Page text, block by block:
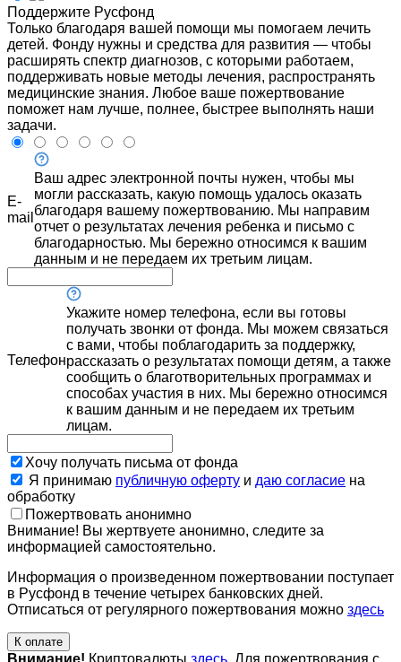
Поддержите Русфонд
Только благодаря вашей помощи мы помогаем лечить
детей. Фонду нужны и средства для развития — чтобы
расширять спектр диагнозов, с которыми работаем,
поддерживать новые методы лечения, распространять
медицинские знания. Любое ваше пожертвование
поможет нам лучше, полнее, быстрее выполнять наши
задачи.
E-
mail
Ваш адрес электронной почты нужен, чтобы мы
могли рассказать, какую помощь удалось оказать
благодаря вашему пожертвованию. Мы направим
отчет о результатах лечения ребенка и письмо с
благодарностью. Мы бережно относимся к вашим
данным и не передаем их третьим лицам.
Телефон
Укажите номер телефона, если вы готовы
получать звонки от фонда. Мы можем связаться
с вами, чтобы поблагодарить за поддержку,
рассказать о результатах помощи детям, а также
сообщить о благотворительных программах и
способах участия в них. Мы бережно относимся
к вашим данным и не передаем их третьим
лицам.
Хочу получать письма от фонда
Я принимаю публичную оферту и даю согласие на
обработку
Пожертвовать анонимно
Внимание! Вы жертвуете анонимно, следите за
информацией самостоятельно.
Информация о произведенном пожертвовании поступает
в Русфонд в течение четырех банковских дней.
Отписаться от регулярного пожертвования можно здесь
К оплате